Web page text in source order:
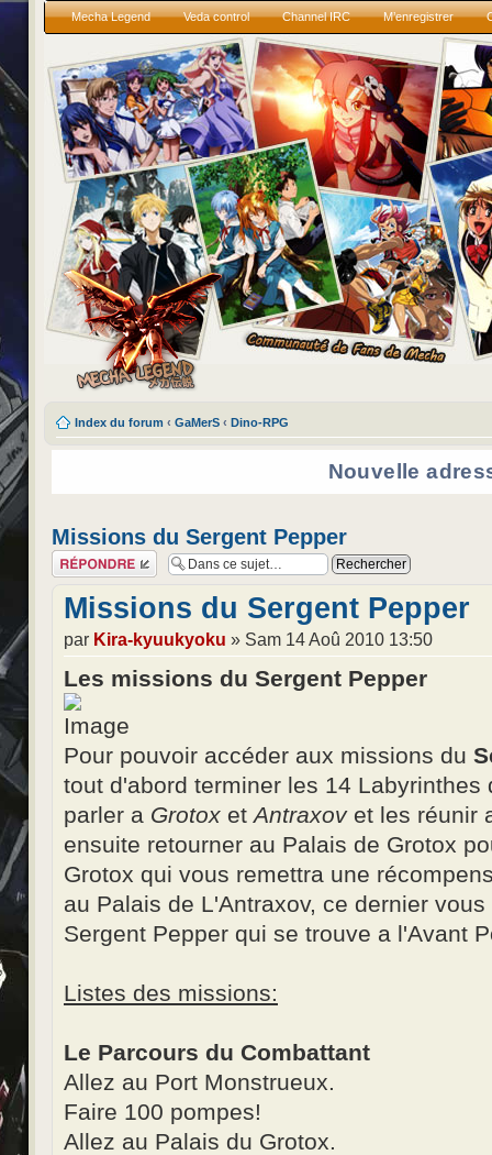
Mecha Legend Veda control Channel IRC M’enregistrer
Index du forum ‹ GaMerS ‹ Dino-RPG
Nouvelle
Missions du Sergent Pepper
Répondre
Missions du Sergent Pepper
par Kira-kyuukyoku » Sam 14 Aoû 2010 13:50
Les missions du Sergent Pepper
Pour pouvoir accéder aux missions du
tout d'abord terminer les 14 Labyrinthes
parler a Grotox etAntraxovet les réunir
ensuite retourner au Palais de Grotox
Grotox qui vous remettra une
au Palais de L'Antraxov, ce dernier
Sergent Pepper qui se trouve a l'Avant
Listes des missions:
Le Parcours du Combattant
Allez au Port Monstrueux.
Faire 100 pompes!
Allez au Palais du Grotox.